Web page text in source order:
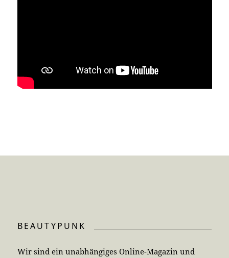
BEAUTYPUNK
Wir sind ein unabhängiges Online-Magazin und